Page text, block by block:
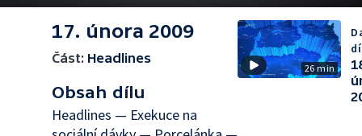
17. února 2009
Část: Headlines
Obsah dílu
Headlines — Exekuce na
26 min